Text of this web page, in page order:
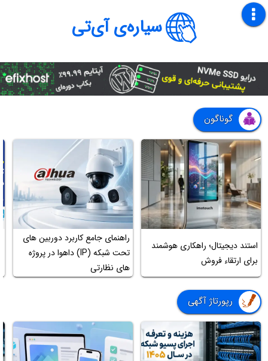
سیاره‌ی آی‌تی
گوناگون
استند دیجیتال؛ راهکاری هوشمند
برای ارتقاء فروش
راهنمای جامع کاربرد دوربین های
تحت شبکه (IP) داهوا در پروژه
های نظارتی
رپورتاژ آگهی